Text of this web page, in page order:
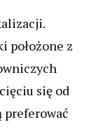
położone z
się od
preferować